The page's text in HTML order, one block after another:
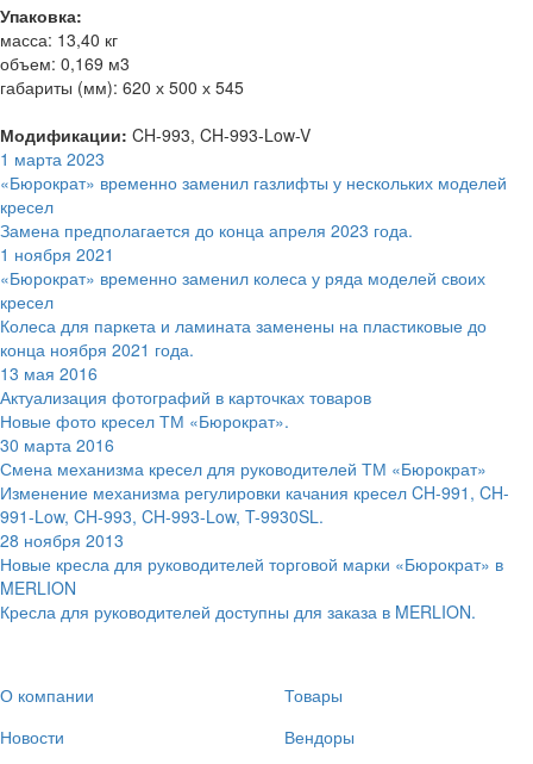
Упаковка:
масса: 13,40 кг
объем: 0,169 м3
габариты (мм): 620 х 500 х 545
Модификации: CH-993, CH-993-Low-V
1 марта 2023
«Бюрократ» временно заменил газлифты у нескольких моделей
кресел
Замена предполагается до конца апреля 2023 года.
1 ноября 2021
«Бюрократ» временно заменил колеса у ряда моделей своих
кресел
Колеса для паркета и ламината заменены на пластиковые до
конца ноября 2021 года.
13 мая 2016
Актуализация фотографий в карточках товаров
Новые фото кресел ТМ «Бюрократ».
30 марта 2016
Смена механизма кресел для руководителей ТМ «Бюрократ»
Изменение механизма регулировки качания кресел CH-991, CH-
991-Low, CH-993, CH-993-Low, T-9930SL.
28 ноября 2013
Новые кресла для руководителей торговой марки «Бюрократ» в
MERLION
Кресла для руководителей доступны для заказа в MERLION.
О компании
Новости
Товары
Вендоры